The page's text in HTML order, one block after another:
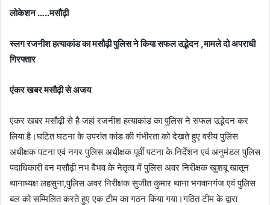
लोकेशन …..मसौढ़ी
स्लग रजनीश हत्याकांड का मसौढ़ी पुलिस ने किया सफल उद्भेदन ,मामले दो अपराधी
गिरफ्तार
एंकर खबर मसौढ़ी से अजय
एंकर खबर मसौढ़ी से है जहां रजनीश हत्याकांड का पुलिस ने सफल उद्भेदन कर
लिया है।घटित घटना के उपरांत कांड की गंभीरता को देखते हुए वरीय पुलिस
अधीक्षक पटना एवं नगर पुलिस अधीक्षक पूर्वी पटना के निर्देशन एवं अनुमंडल पुलिस
पदाधिकारी वन मसौढ़ी नभ वैभव के नेतृत्व में पुलिस अवर निरीक्षक खुशबू खातून
थानाध्यक्ष लहसुना,पुलिस अवर निरीक्षक सुजीत कुमार थाना भगवानगंज एवं पुलिस
बल को सम्मिलित करते हुए एक टीम का गठन किया गया।गठित टीम के द्वारा